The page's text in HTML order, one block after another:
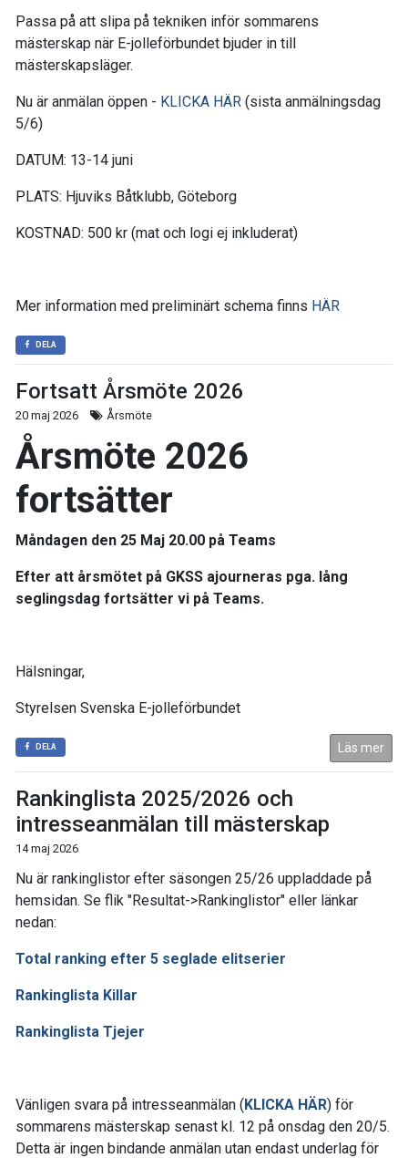
Passa på att slipa på tekniken inför sommarens
mästerskap när E-jolleförbundet bjuder in till
mästerskapsläger.
Nu är anmälan öppen - KLICKA HÄR (sista anmälningsdag
5/6)
DATUM: 13-14 juni
PLATS: Hjuviks Båtklubb, Göteborg
KOSTNAD: 500 kr (mat och logi ej inkluderat)
Mer information med preliminärt schema finns HÄR
DELA
Fortsatt Årsmöte 2026
20 maj 2026 Årsmöte
Årsmöte 2026
fortsätter
Måndagen den 25 Maj 20.00 på Teams
Efter att årsmötet på GKSS ajourneras pga. lång
seglingsdag fortsätter vi på Teams.
Hälsningar,
Styrelsen Svenska E-jolleförbundet
DELA Läs mer
Rankinglista 2025/2026 och
intresseanmälan till mästerskap
14 maj 2026
Nu är rankinglistor efter säsongen 25/26 uppladdade på
hemsidan. Se flik "Resultat->Rankinglistor" eller länkar
nedan:
Total ranking efter 5 seglade elitserier
Rankinglista Killar
Rankinglista Tjejer
Vänligen svara på intresseanmälan (KLICKA HÄR) för
sommarens mästerskap senast kl. 12 på onsdag den 20/5.
Detta är ingen bindande anmälan utan endast underlag för